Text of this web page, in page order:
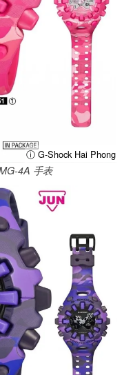
ⓘ G-Shock Hai Phong
4A 手表